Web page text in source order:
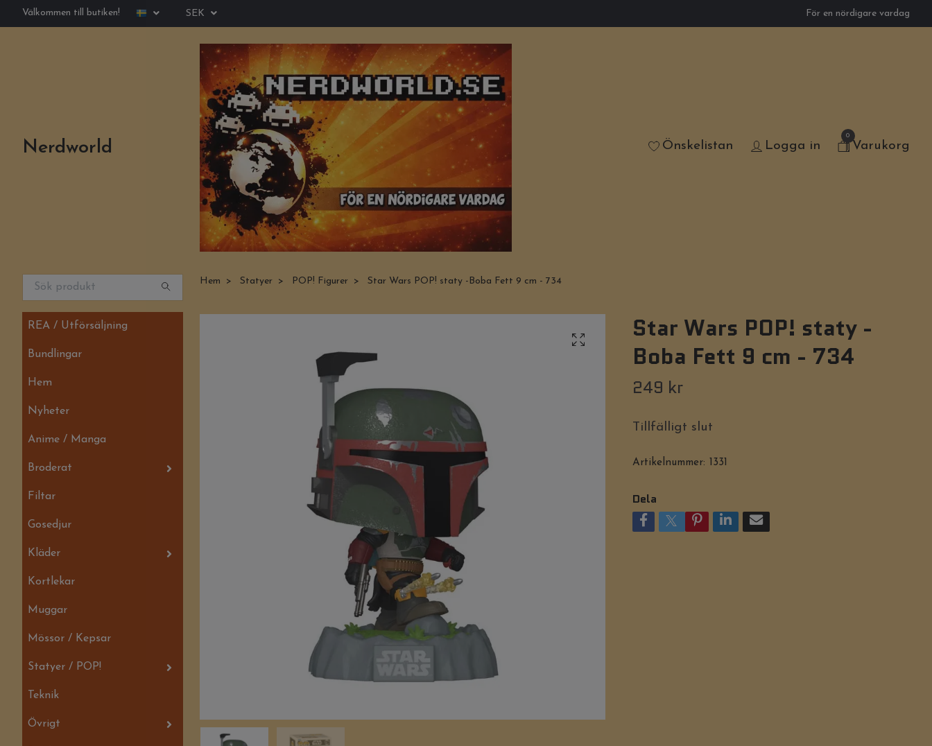
Välkommen till butiken! SEK För en nördigare vardag
Nerdworld Önskelistan Logga in
0
Varukorg
REA / Utförsäljning
Bundlingar
Hem
Nyheter
Anime / Manga
Broderat
Filtar
Gosedjur
Kläder
Kortlekar
Muggar
Mössor / Kepsar
Statyer / POP!
Teknik
Övrigt
Hem Statyer POP! Figurer Star Wars POP! staty -Boba Fett 9 cm - 734
Star Wars POP! staty -
Boba Fett 9 cm - 734
249 kr
Tillfälligt slut
Artikelnummer: 1331
Dela